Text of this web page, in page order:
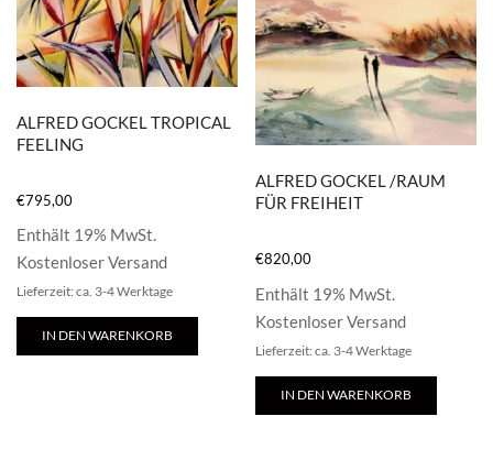
ALFRED GOCKEL TROPICAL
FEELING
€795,00
Enthält 19% MwSt.
Kostenloser Versand
Lieferzeit: ca. 3-4 Werktage
IN DEN WARENKORB
ALFRED GOCKEL /RAUM
FÜR FREIHEIT
€820,00
Enthält 19% MwSt.
Kostenloser Versand
Lieferzeit: ca. 3-4 Werktage
IN DEN WARENKORB